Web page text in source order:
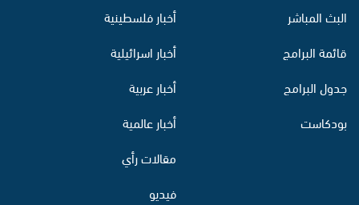
البث المباشر
قائمة البرامج
جدول البرامج
بودكاست
أخبار فلسطينية
أخبار اسرائيلية
أخبار عربية
أخبار عالمية
مقالات رأي
فيديو